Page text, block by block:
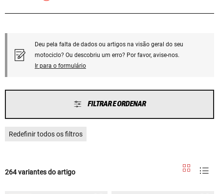
Deu pela falta de dados ou artigos na visão geral do seu
motociclo? Ou descobriu um erro? Por favor, avise-nos.
Ir para o formulário
FILTRAR E ORDENAR
Redefinir todos os filtros
264 variantes do artigo